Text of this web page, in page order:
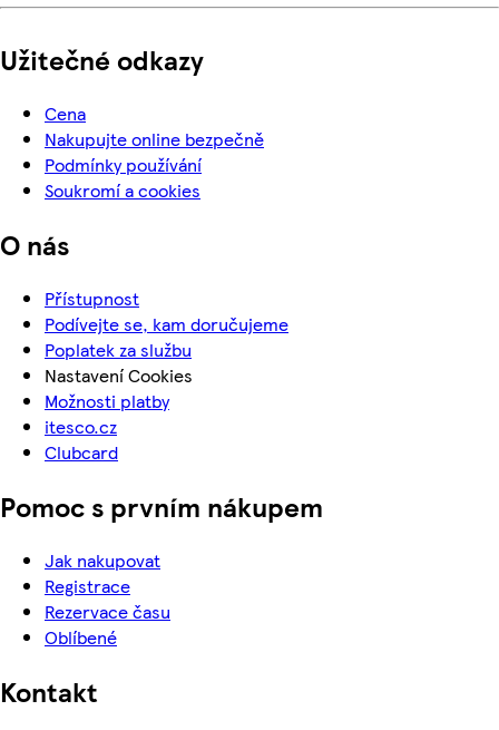
Užitečné odkazy
Cena
Nakupujte online bezpečně
Podmínky používání
Soukromí a cookies
O nás
Přístupnost
Podívejte se, kam doručujeme
Poplatek za službu
Nastavení Cookies
Možnosti platby
itesco.cz
Clubcard
Pomoc s prvním nákupem
Jak nakupovat
Registrace
Rezervace času
Oblíbené
Kontakt